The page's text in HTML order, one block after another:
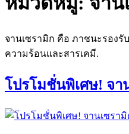
จานเซรามิก คือ ภาชนะรอง
ความร้อนและสารเคมี.
โปรโมชั่นพิเศษ! จ